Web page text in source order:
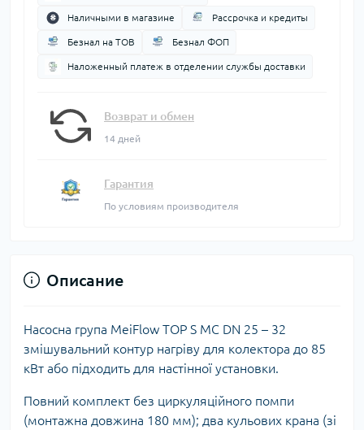
Наличными в магазине Рассрочка и кредиты
Безнал на ТОВ Безнал ФОП
Наложенный платеж в отделении службы доставки
Возврат и обмен
14 дней
Гарантия
По условиям производителя
Описание
Насосна група MeiFlow TOP S МC DN 25 – 32
змішувальний контур нагріву для колектора до 85
кВт або підходить для настінної установки.
Повний комплект без циркуляційного помпи
(монтажна довжина 180 мм); два кульових крана (зі